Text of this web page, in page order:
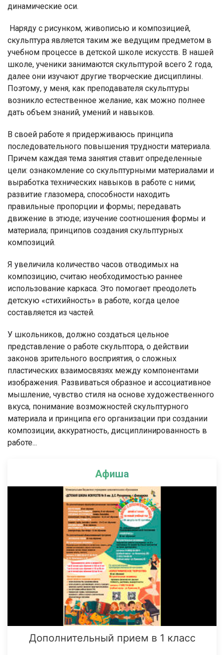
Афиша
Дополнительный прием в 1 класс
динамические оси.
Наряду с рисунком, живописью и композицией,
скульптура является таким же ведущим предметом в
учебном процессе в детской школе искусств. В нашей
школе, ученики занимаются скульптурой всего 2 года,
далее они изучают другие творческие дисциплины.
Поэтому, у меня, как преподавателя скульптуры
возникло естественное желание, как можно полнее
дать объем знаний, умений и навыков.
В своей работе я придерживаюсь принципа
последовательного повышения трудности материала.
Причем каждая тема занятия ставит определенные
цели: ознакомление со скульптурными материалами и
выработка технических навыков в работе с ними;
развитие глазомера, способности находить
правильные пропорции и формы; передавать
движение в этюде; изучение соотношения формы и
материала; принципов создания скульптурных
композиций.
Я увеличила количество часов отводимых на
композицию, считаю необходимостью раннее
использование каркаса. Это помогает преодолеть
детскую «стихийность» в работе, когда целое
составляется из частей.
У школьников, должно создаться цельное
представление о работе скульптора, о действии
законов зрительного восприятия, о сложных
пластических взаимосвязях между компонентами
изображения. Развиваться образное и ассоциативное
мышление, чувство стиля на основе художественного
вкуса, понимание возможностей скульптурного
материала и принципа его организации при создании
композиции, аккуратность, дисциплинированность в
работе...